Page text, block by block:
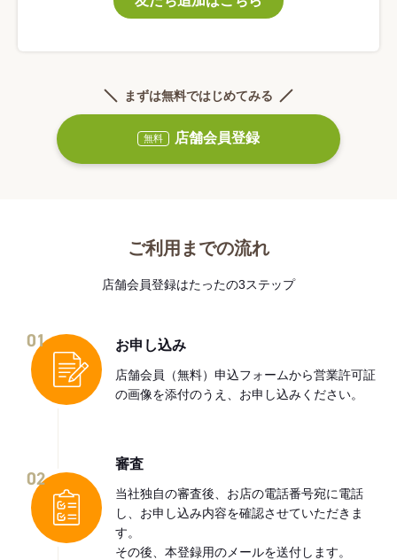
まずは無料ではじめてみる
無料 店舗会員登録
ご利用までの流れ
店舗会員登録はたったの3ステップ
01 お申し込み
店舗会員（無料）申込フォームから営業許可証
の画像を添付のうえ、お申し込みください。
02
審査
当社独自の審査後、お店の電話番号宛に電話
し、お申し込み内容を確認させていただきま
す。
その後、本登録用のメールを送付します。